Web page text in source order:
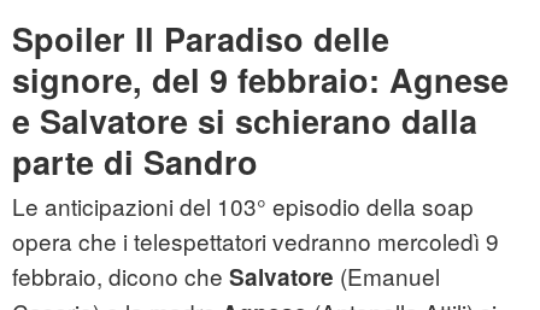
Spoiler Il Paradiso delle
signore, del 9 febbraio: Agnese
e Salvatore si schierano dalla
parte di Sandro
Le anticipazioni del 103° episodio della soap
opera che i telespettatori vedranno mercoledì 9
febbraio, dicono che Salvatore (Emanuel